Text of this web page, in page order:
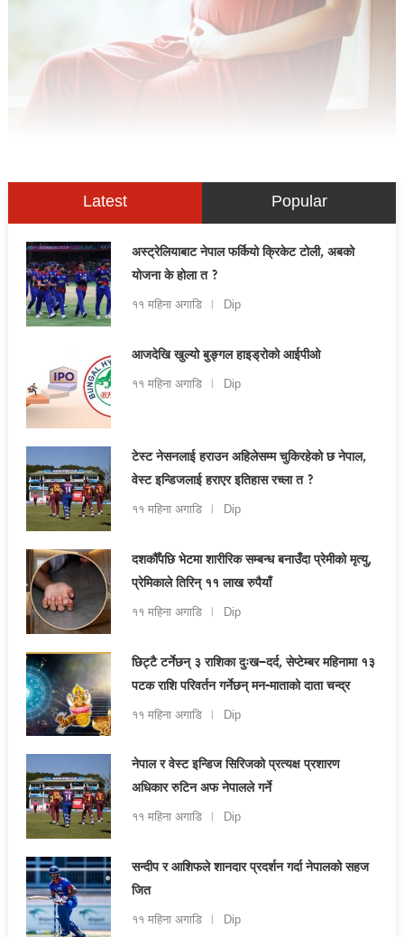
Latest Popular
अस्ट्रेलियाबाट नेपाल फर्कियो क्रिकेट टोली, अबको
योजना के होला त ?
११ महिना अगाडि Dip
आजदेखि खुल्यो बुङ्गल हाइड्रोको आईपीओ
११ महिना अगाडि Dip
टेस्ट नेसनलाई हराउन अहिलेसम्म चुकिरहेको छ नेपाल,
वेस्ट इन्डिजलाई हराएर इतिहास रच्ला त ?
११ महिना अगाडि Dip
दशकौँपछि भेटमा शारीरिक सम्बन्ध बनाउँदा प्रेमीको मृत्यु,
प्रेमिकाले तिरिन् ११ लाख रुपैयाँ
११ महिना अगाडि Dip
छिट्टै टर्नेछन् ३ राशिका दुःख–दर्द, सेप्टेम्बर महिनामा १३
पटक राशि परिवर्तन गर्नेछन् मन-माताको दाता चन्द्र
११ महिना अगाडि Dip
नेपाल र वेस्ट इन्डिज सिरिजको प्रत्यक्ष प्रशारण
अधिकार रुटिन अफ नेपालले गर्ने
११ महिना अगाडि Dip
सन्दीप र आशिफले शानदार प्रदर्शन गर्दा नेपालको सहज
जित
११ महिना अगाडि Dip